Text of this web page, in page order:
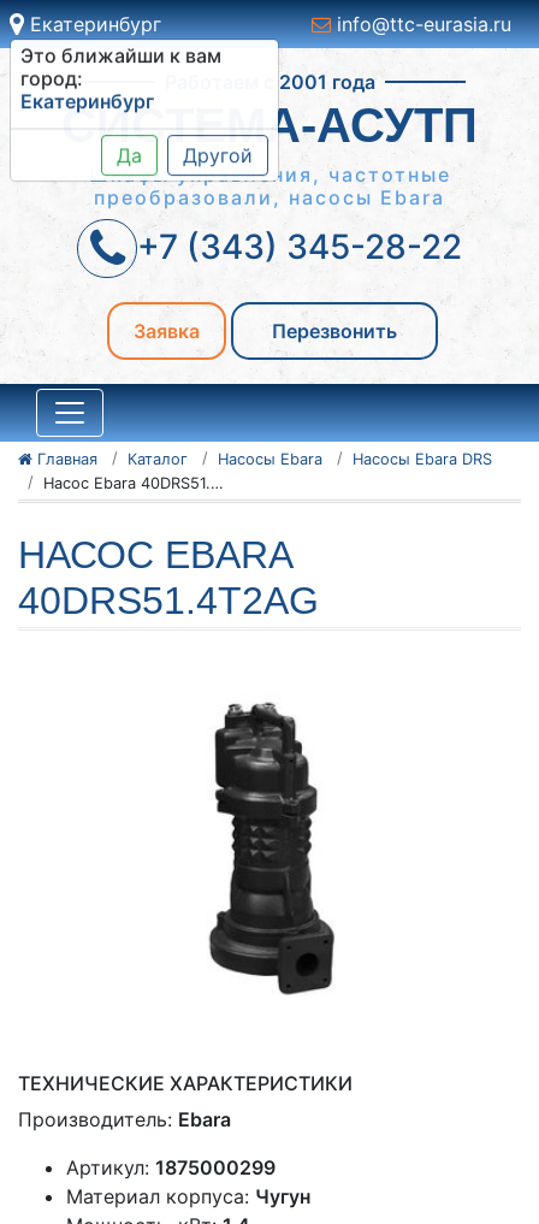
Екатеринбург
Это ближайши к вам
город:
Екатеринбург
Да Другой
info@ttc-eurasia.ru
Работаем с 2001 года
СИСТЕМА-АСУТП
Шкафы управления, частотные
преобразовали, насосы Ebara
+7 (343) 345-28-22
Заявка Перезвонить
Главная Каталог Насосы Ebara
Насосы Ebara DRS
Насос Ebara 40DRS51.4T2AG
НАСОС EBARA
40DRS51.4T2AG
ТЕХНИЧЕСКИЕ ХАРАКТЕРИСТИКИ
Производитель: Ebara
Артикул: 1875000299
Материал корпуса: Чугун